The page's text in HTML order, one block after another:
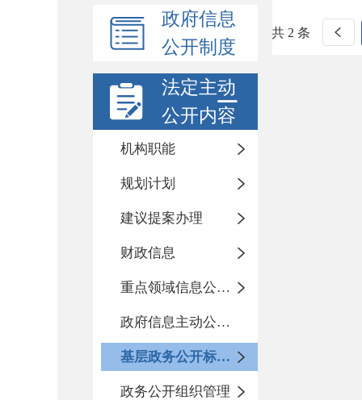
政府信息
公开制度
法定主动
公开内容
机构职能
规划计划
建议提案办理
财政信息
重点领域信息公开事项
政府信息主动公开基本目录
基层政务公开标准化目录
政务公开组织管理
共 2 条